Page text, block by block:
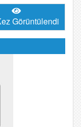
Görüntülendi